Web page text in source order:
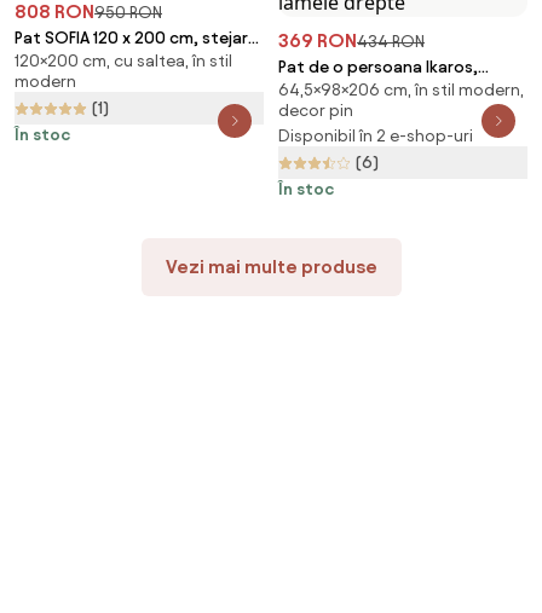
808 RON950 RON
Pat SOFIA 120 x 200 cm, stejar
artisan Saltele: Cu saltele
Deluxe 10 cm, Somiera pat: Fara
somiera
120×200 cm, cu saltea, în stil
modern
(1)
În stoc
369 RON434 RON
Pat de o persoana Ikaros,
alb/stejar sonoma 90x200 cm
Saltele: Fara saltea, Somiera
pat: Cu lamele drepte
64,5×98×206 cm, în stil modern,
decor pin
Disponibil în 2 e-shop-uri
(6)
În stoc
Vezi mai multe produse